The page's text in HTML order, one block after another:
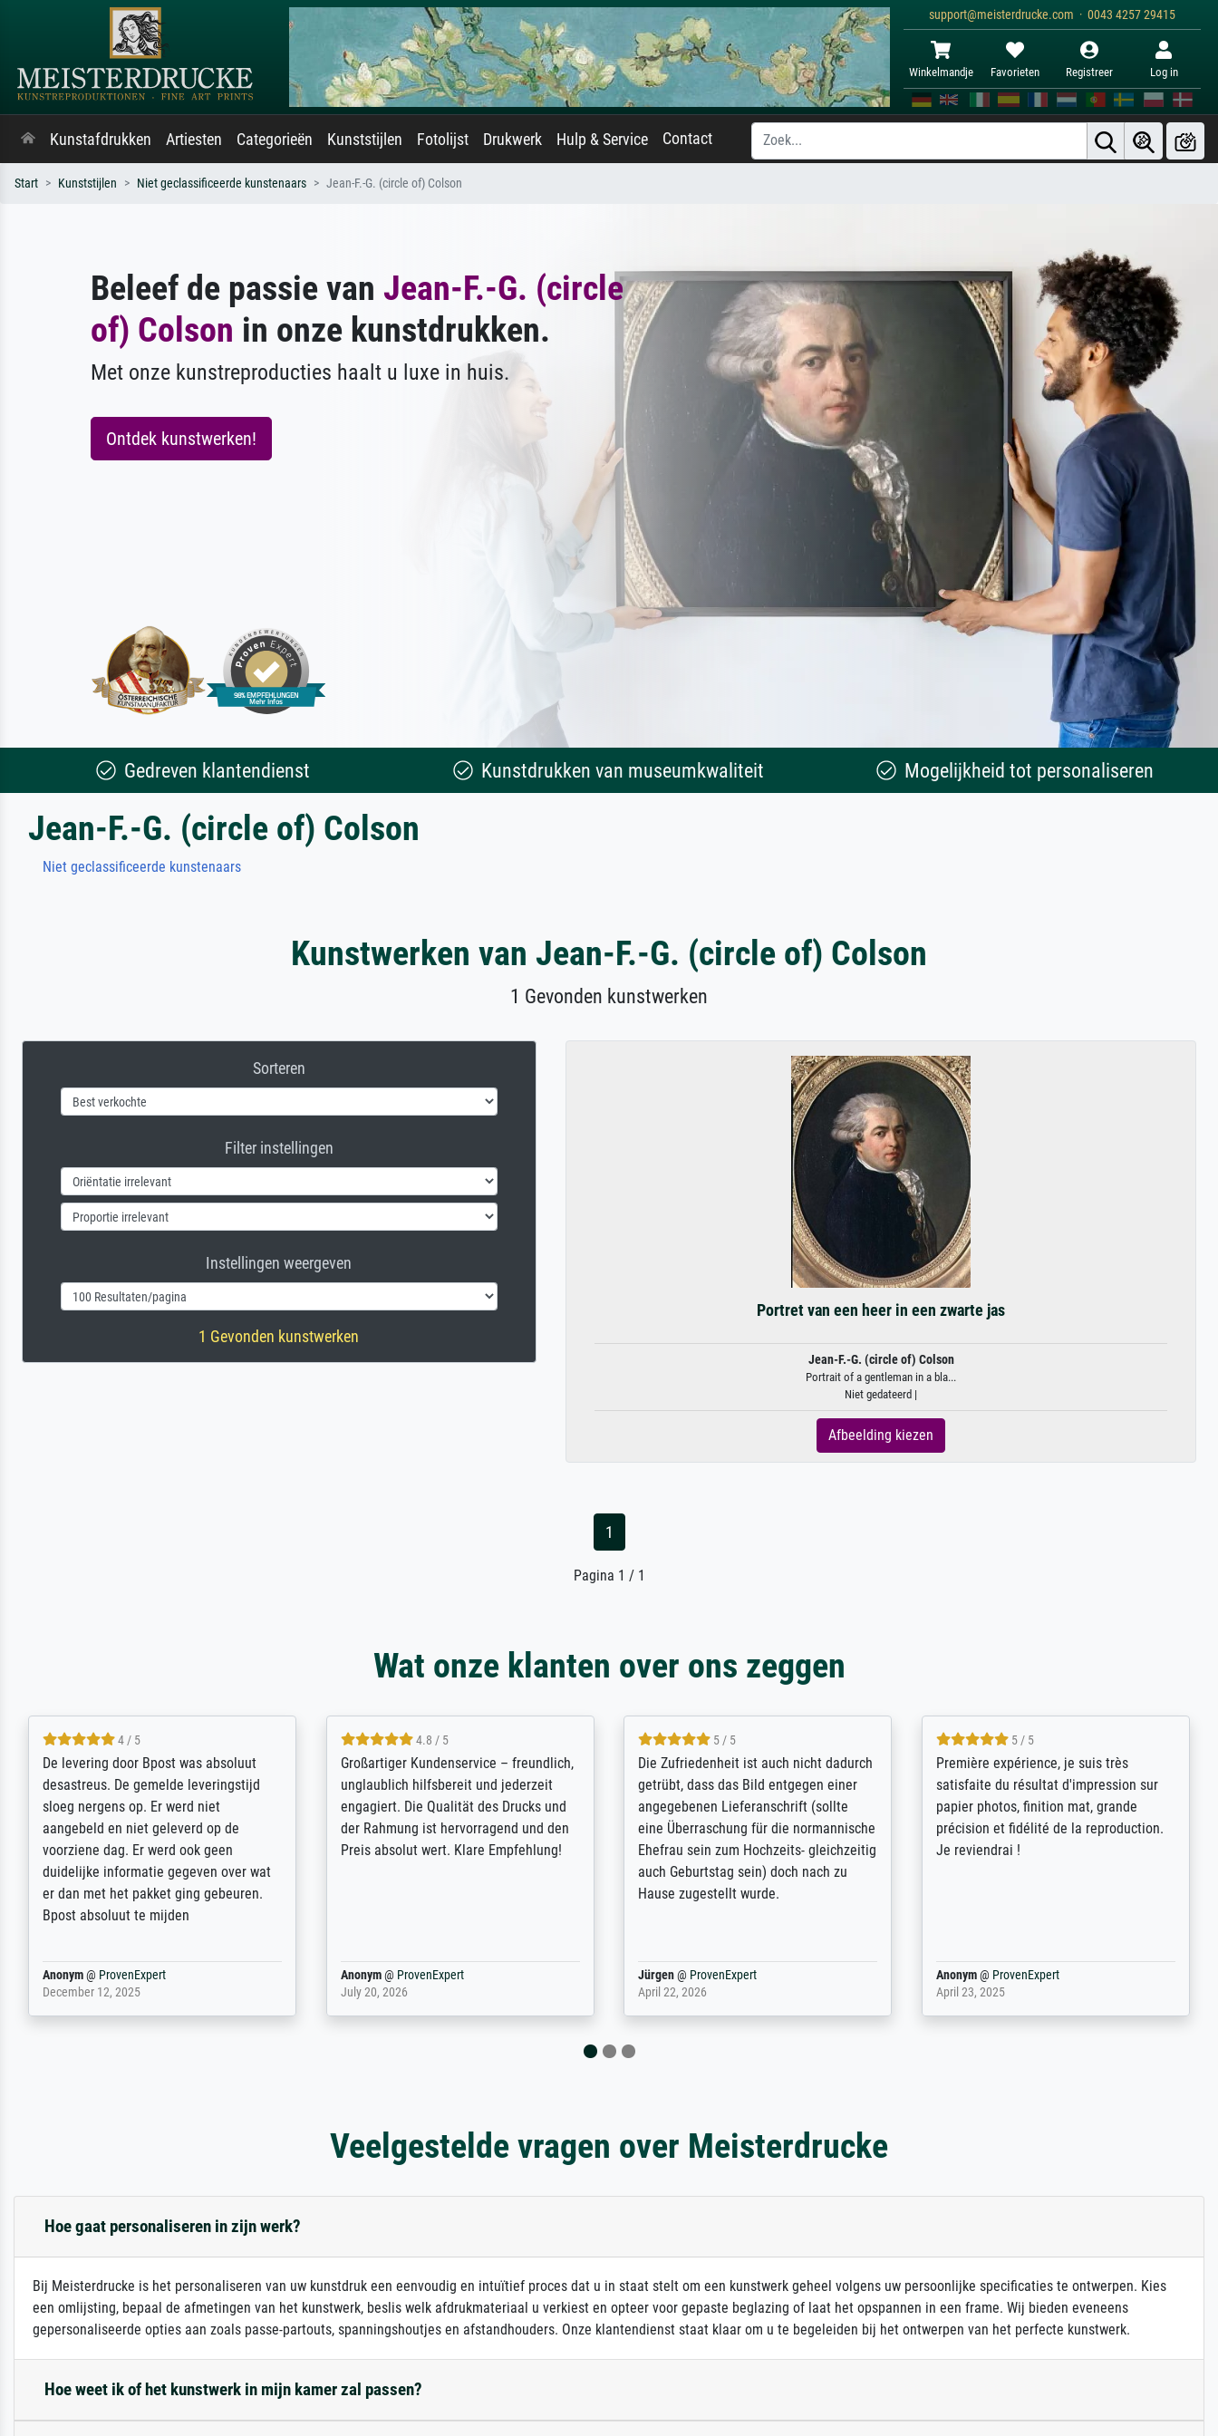
support@meisterdrucke.com · 0043 4257 29415
Winkelmandje Favorieten Registreer Log in
Kunstafdrukken Artiesten Categorieën Kunststijlen Fotolijst Drukwerk Hulp & Service Contact
Start Kunststijlen Niet geclassificeerde kunstenaars Jean-F.-G. (circle of) Colson
Beleef de passie van Jean-F.-G. (circle
of) Colson in onze kunstdrukken.
Met onze kunstreproducties haalt u luxe in huis.
Ontdek kunstwerken!
Gedreven klantendienst Kunstdrukken van museumkwaliteit Mogelijkheid tot personaliseren
Jean-F.-G. (circle of) Colson
Niet geclassificeerde kunstenaars
Kunstwerken van Jean-F.-G. (circle of) Colson
1 Gevonden kunstwerken
Sorteren
Filter instellingen
Instellingen weergeven
1 Gevonden kunstwerken
Portret van een heer in een zwarte jas
Jean-F.-G. (circle of) Colson
Portrait of a gentleman in a bla...
Niet gedateerd |
Afbeelding kiezen
1
Pagina 1 / 1
Wat onze klanten over ons zeggen
5 / 5
Sehr gute Qualität des Leinwanddrucks
und des Rahmens! Unser Bild wurde
sehr sorgfältig und sicher verpackt, so
dass es unbeschadet bei uns ankam. Es
wird nicht unser letzter Meisterdruck
sein. Vielen Dank!
Reinhold,@ProvenExpert
April 22, 2026
5 / 5
Für ein Erinnerungsbuch mit der
Feldpost meines Großvaters aus dem 1.
Weltkrieg benötigte ich ein
ausdrucksvolles Bild. Das habe ich bei
Ihnen gefunden. Bei der Auswahl der
weiter. Vielen ...
Margot@ProvenExpert
February 20, 2026
4.8 / 5
Hervorragende Qualität. Man kann sich
vieles anpassen lassen, wie z.B.:
Randentfernung, Farbe, Helligkeit,
Kontrast und Weiteres. Sehr freundliche
Kontaktperson per Mail. Das Bild (ein
Kunstdruck) wurde sehr gut verpackt -
sehr starke Papprolle mit Plastikdeckeln
Anonym@ProvenExpert
August 12, 2025
4.8 / 5
Qualité absolument irréprochable.
Extraordinaire diversité des thèmes
abordés et personnalisation des
demandes (recadrage, réajustement des
couleurs). Relation clientèle parfaite.
Anonym@ ProvenExpert
March 31, 2025
Veelgestelde vragen over Meisterdrucke
Hoe gaat personaliseren in zijn werk?
Bij Meisterdrucke is het personaliseren van uw kunstdruk een eenvoudig en intuïtief proces dat u in staat stelt om een kunstwerk geheel volgens uw persoonlijke specificaties te ontwerpen. Kies
een omlijsting, bepaal de afmetingen van het kunstwerk, beslis welk afdrukmateriaal u verkiest en opteer voor gepaste beglazing of laat het opspannen in een frame. Wij bieden eveneens
gepersonaliseerde opties aan zoals passe-partouts, spanningshoutjes en afstandhouders. Onze klantendienst staat klaar om u te begeleiden bij het ontwerpen van het perfecte kunstwerk.
Hoe weet ik of het kunstwerk in mijn kamer zal passen?